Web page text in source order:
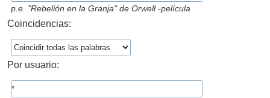
p.e. "Rebelión en la Granja" de Orwell -película
Coincidencias:
Por usuario: